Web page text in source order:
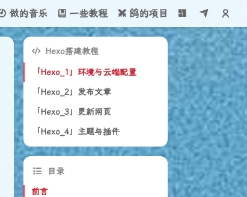
做的音乐 一些教程 鸽的项目
Hexo搭建教程
「Hexo_1」环境与云端配置
「Hexo_2」发布文章
「Hexo_3」更新网页
「Hexo_4」主题与插件
目录
前言